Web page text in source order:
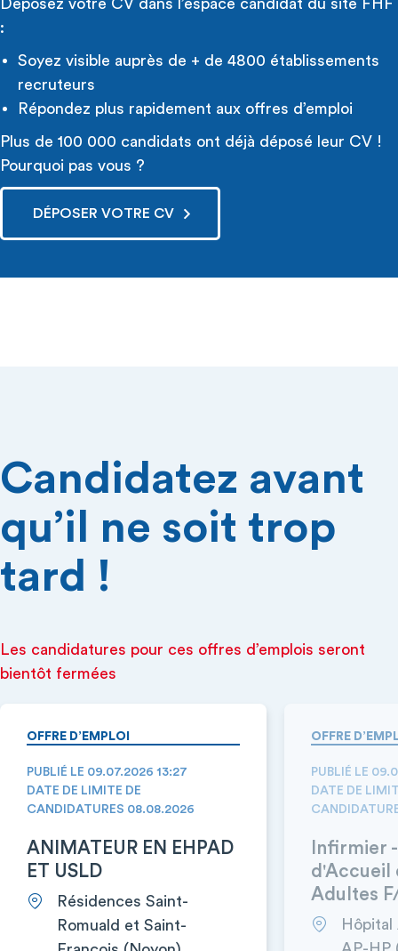
Déposez votre CV dans l’espace candidat du site FHF
:
Soyez visible auprès de + de 4800 établissements
recruteurs
Répondez plus rapidement aux offres d’emploi
Plus de 100 000 candidats ont déjà déposé leur CV !
Pourquoi pas vous ?
DÉPOSER VOTRE CV
Candidatez avant
qu’il ne soit trop
tard !
Les candidatures pour ces offres d’emplois seront
bientôt fermées
OFFRE D’EMPLOI
PUBLIÉ LE 09.07.2026 13:27
DATE DE LIMITE DE
CANDIDATURES 08.08.2026
ANIMATEUR EN EHPAD
ET USLD
Résidences Saint-
Romuald et Saint-
OFFRE
PUBLIÉ LE
DATE DE
Infirmier
d'Accueil
Adultes